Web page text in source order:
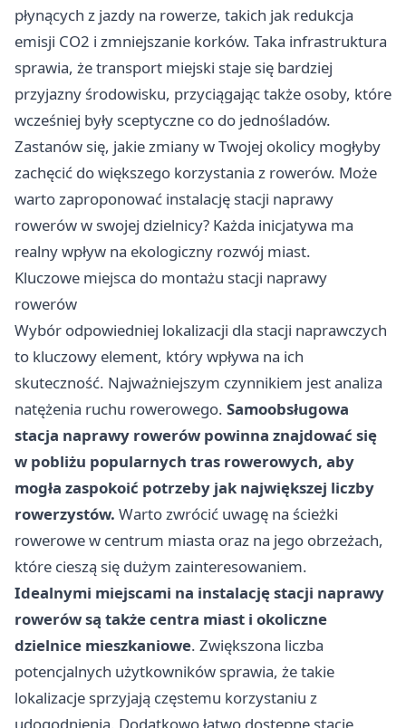
płynących z jazdy na rowerze, takich jak redukcja
emisji CO2 i zmniejszanie korków. Taka infrastruktura
sprawia, że transport miejski staje się bardziej
przyjazny środowisku, przyciągając także osoby, które
wcześniej były sceptyczne co do jednośladów.
Zastanów się, jakie zmiany w Twojej okolicy mogłyby
zachęcić do większego korzystania z rowerów. Może
warto zaproponować instalację stacji naprawy
rowerów w swojej dzielnicy? Każda inicjatywa ma
realny wpływ na ekologiczny rozwój miast.
Kluczowe miejsca do montażu stacji naprawy
rowerów
Wybór odpowiedniej lokalizacji dla stacji naprawczych
to kluczowy element, który wpływa na ich
skuteczność. Najważniejszym czynnikiem jest analiza
natężenia ruchu rowerowego. Samoobsługowa
stacja naprawy rowerów powinna znajdować się
w pobliżu popularnych tras rowerowych, aby
mogła zaspokoić potrzeby jak największej liczby
rowerzystów. Warto zwrócić uwagę na ścieżki
rowerowe w centrum miasta oraz na jego obrzeżach,
które cieszą się dużym zainteresowaniem.
Idealnymi miejscami na instalację stacji naprawy
rowerów są także centra miast i okoliczne
dzielnice mieszkaniowe. Zwiększona liczba
potencjalnych użytkowników sprawia, że takie
lokalizacje sprzyjają częstemu korzystaniu z